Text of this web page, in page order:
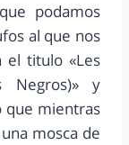
podamos
al que nos
el titulo «Les
Negros)» y
que mientras
mosca de